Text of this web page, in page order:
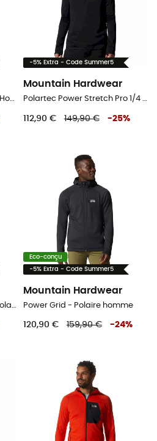
First Tracks Fleece Pullover Hoody - Polaire homme
-5% Extra - Code Summer5
Mountain Hardwear
Polartec Power Stretch Pro 1/4 Zip - Polaire homme
112,90 € 149,90 € -25%
Microchill Full Zip Jacket - Polaire homme
Eco-conçu
-5% Extra - Code Summer5
Mountain Hardwear
Power Grid - Polaire homme
120,90 € 159,90 € -24%